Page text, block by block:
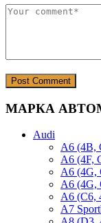
МАРКА
Audi
A6 (4B,
A6 (4F,
A6 (4G,
A6 (4G,
A6 (C6,
A7